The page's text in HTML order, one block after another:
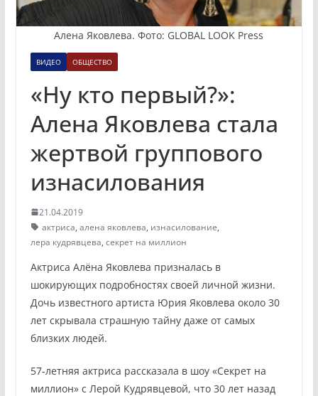
Алена Яковлева. Фото: GLOBAL LOOK Press
ВИДЕО ОБЩЕСТВО
«Ну кто первый?»:
Алена Яковлева стала
жертвой группового
изнасилования
21.04.2019
актриса, алена яковлева, изнасилование,
лера кудрявцева, секрет на миллион
Актриса Алёна Яковлева призналась в
шокирующих подробностях своей личной жизни.
Дочь известного артиста Юрия Яковлева около 30
лет скрывала страшную тайну даже от самых
близких людей.
57-летняя актриса рассказала в шоу «Секрет на
миллион» с Лерой Кудрявцевой, что 30 лет назад